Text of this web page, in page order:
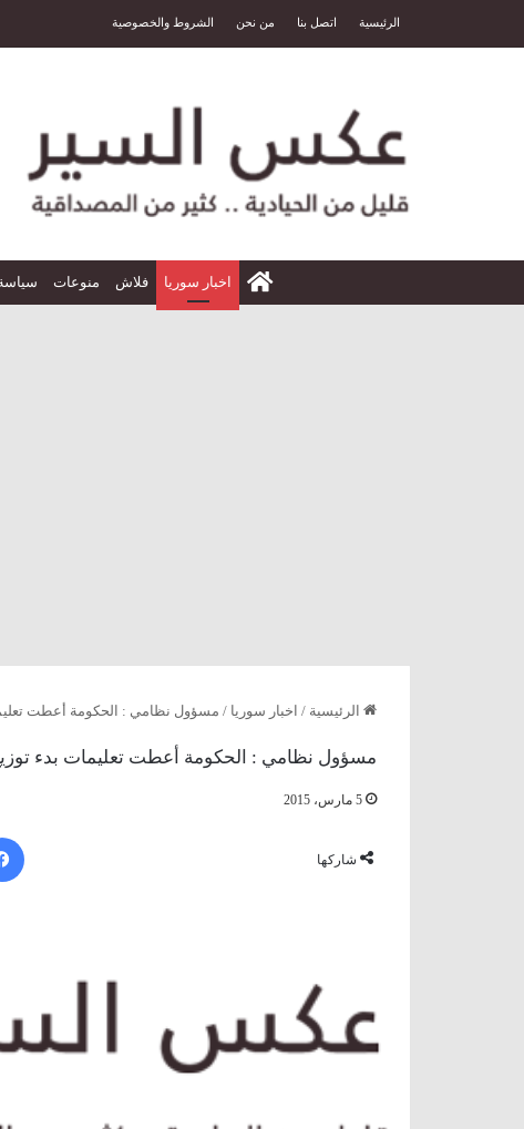
الرئيسية اتصل بنا من نحن الشروط والخصوصية
الرئيسية
اخبار سوريا فلاش منوعات
الرئيسية / اخبار سوريا / مسؤول نظامي : الحكومة أعطت
مسؤول نظامي : الحكومة أعطت تعليمات بدء
5 مارس، 2015
شاركها